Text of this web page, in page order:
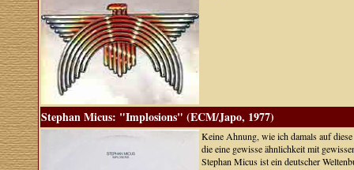
Stephan Micus: "Implosions" (ECM/Japo, 1977)
Keine Ahnung, wie ich damals auf
die eine gewisse ähnlichkeit mit
Stephan Micus ist ein deutscher